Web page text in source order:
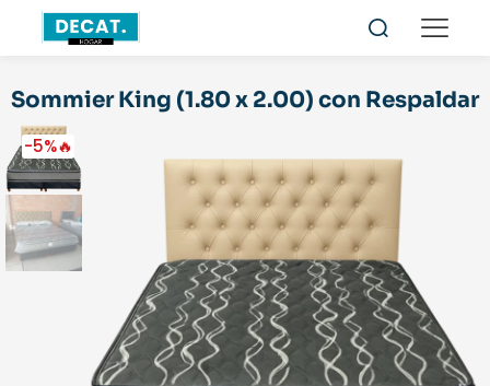
Sommier King (1.80 x 2.00) con Respaldar
-5%🔥